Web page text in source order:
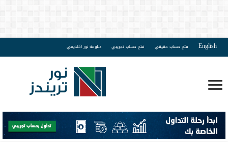
English فتح حساب حقيقي فتح حساب تجريبي دبلومة نور اكاديمي